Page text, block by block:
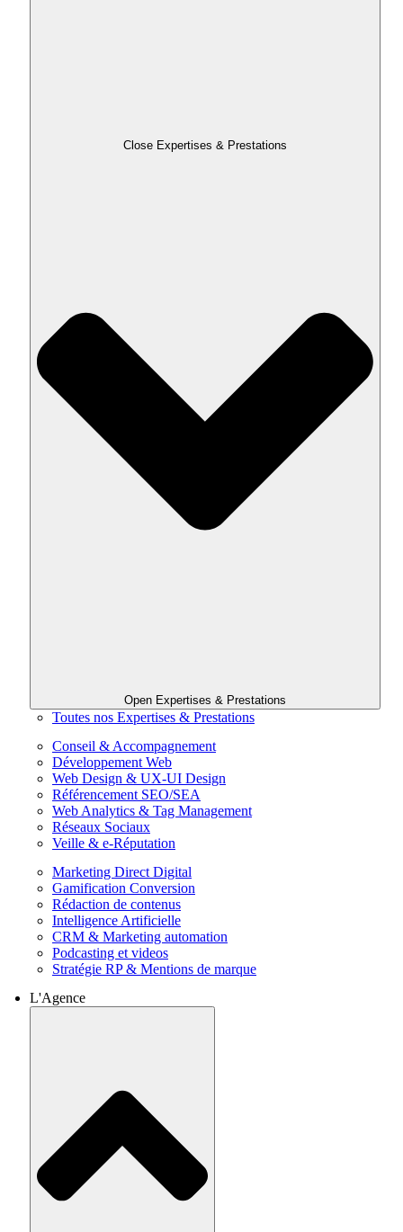
Close Expertises & Prestations
Open Expertises & Prestations
Toutes nos Expertises & Prestations
Conseil & Accompagnement
Développement Web
Web Design & UX-UI Design
Référencement SEO/SEA
Web Analytics & Tag Management
Réseaux Sociaux
Veille & e-Réputation
Marketing Direct Digital
Gamification Conversion
Rédaction de contenus
Intelligence Artificielle
CRM & Marketing automation
Podcasting et videos
Stratégie RP & Mentions de marque
L'Agence